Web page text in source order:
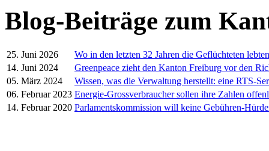
Blog-Beiträge zum
25. Juni 2026
Wo in den letzten 32 Jahren die Geflüchteten lebten
14. Juni 2024
Greenpeace zieht den Kanton Freiburg vor den
05. März 2024
Wissen, was die Verwaltung herstellt: eine RTS-
06. Februar 2023 Energie-Grossverbraucher sollen ihre Zahlen
14. Februar 2020 Parlamentskommission will keine Gebühren-